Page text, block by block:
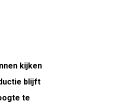
kijken
blijft
te